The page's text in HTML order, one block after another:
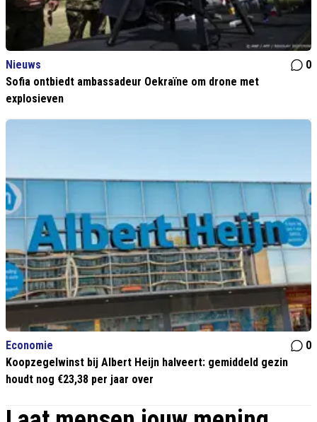
Nieuws
0
Sofia ontbiedt ambassadeur Oekraïne om drone met
explosieven
Economie
0
Koopzegelwinst bij Albert Heijn halveert: gemiddeld gezin
houdt nog €23,38 per jaar over